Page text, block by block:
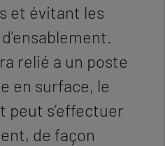
et évitant les
relié a un poste
en surface, le
peut s’effectuer
de façon